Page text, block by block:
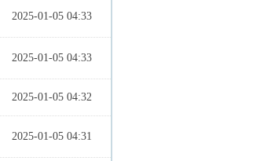
2025-01-05 04:33
2025-01-05 04:33
2025-01-05 04:32
2025-01-05 04:31